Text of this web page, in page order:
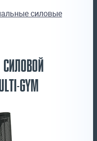
силовые
GYM